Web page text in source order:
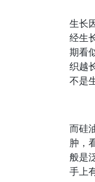
生长
经生
期看
织越
不是
而硅
肿，
般是
手上